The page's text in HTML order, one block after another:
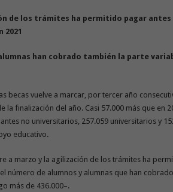
de los trámites ha permitido pagar antes
2021
han cobrado también la parte
becas vuelve a marcar, por tercer año
finalización del año. Casi 57.000 más que en
no universitarios, 257.059 universitarios y
educativo.
a marzo y la agilización de los trámites ha
número de alumnos y alumnas que han
más de 436.000–.